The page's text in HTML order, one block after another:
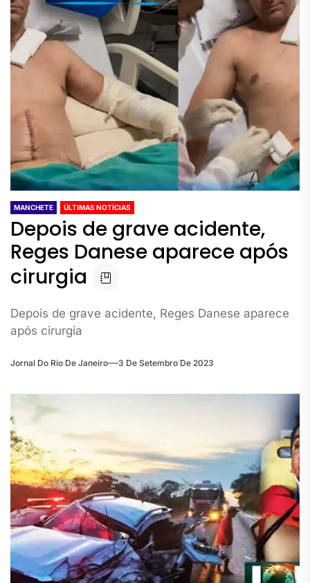
MANCHETE ÚLTIMAS NOTÍCIAS
Depois de grave acidente,
Reges Danese aparece após
cirurgia
Depois de grave acidente, Reges Danese aparece
após cirurgia
Jornal Do Rio De Janeiro 3 De Setembro De 2023